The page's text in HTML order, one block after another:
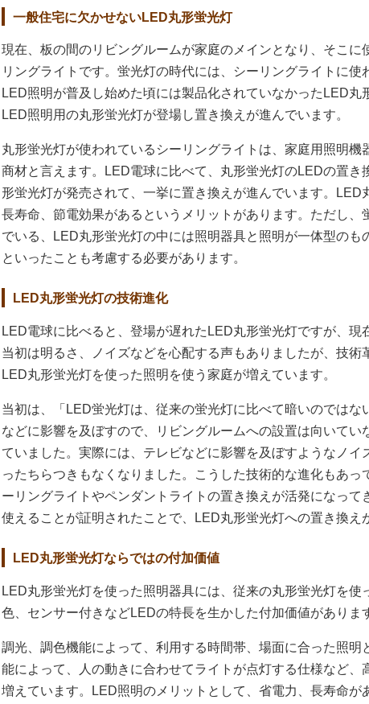
一般住宅に欠かせないLED丸形蛍光灯
現在、板の間のリビングルームが家庭のメインとなり、そこに
リングライトです。蛍光灯の時代には、シーリングライトに使
LED照明が普及し始めた頃には製品化されていなかったLED丸
LED照明用の丸形蛍光灯が登場し置き換えが進んでいます。
丸形蛍光灯が使われているシーリングライトは、家庭用照明機
商材と言えます。LED電球に比べて、丸形蛍光灯のLEDの置き
形蛍光灯が発売されて、一挙に置き換えが進んでいます。LED
長寿命、節電効果があるというメリットがあります。ただし、
でいる、LED丸形蛍光灯の中には照明器具と照明が一体型のも
といったことも考慮する必要があります。
LED丸形蛍光灯の技術進化
LED電球に比べると、登場が遅れたLED丸形蛍光灯ですが、現
当初は明るさ、ノイズなどを心配する声もありましたが、技術
LED丸形蛍光灯を使った照明を使う家庭が増えています。
当初は、「LED蛍光灯は、従来の蛍光灯に比べて暗いのではな
などに影響を及ぼすので、リビングルームへの設置は向いてい
ていました。実際には、テレビなどに影響を及ぼすようなノイ
ったちらつきもなくなりました。こうした技術的な進化もあっ
ーリングライトやペンダントライトの置き換えが活発になって
使えることが証明されたことで、LED丸形蛍光灯への置き換え
LED丸形蛍光灯ならではの付加価値
LED丸形蛍光灯を使った照明器具には、従来の丸形蛍光灯を使
色、センサー付きなどLEDの特長を生かした付加価値がありま
調光、調色機能によって、利用する時間帯、場面に合った照明
能によって、人の動きに合わせてライトが点灯する仕様など、
増えています。LED照明のメリットとして、省電力、長寿命が